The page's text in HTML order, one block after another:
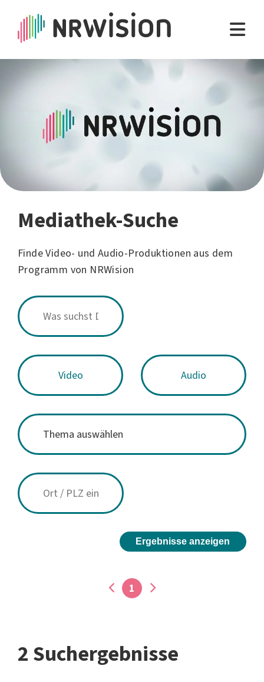
Mediathek-Suche
Finde Video- und Audio-Produktionen aus dem
Programm von NRWision
Video Audio
Ergebnisse anzeigen
1
2 Suchergebnisse